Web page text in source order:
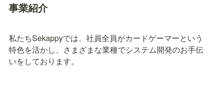
事業紹介
私たちSekappyでは、社員全員がカードゲーマーという
特色を活かし、さまざまな業種でシステム開発のお手伝
いをしております。